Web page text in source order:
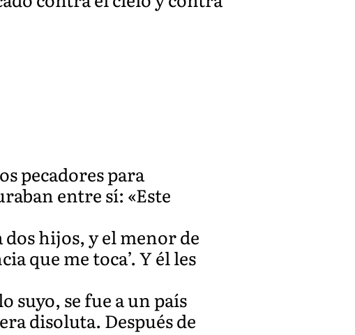
pecadores para
entre sí: «Este
hijos, y el menor de
que me toca’. Y él les
suyo, se fue a un país
disoluta. Después de